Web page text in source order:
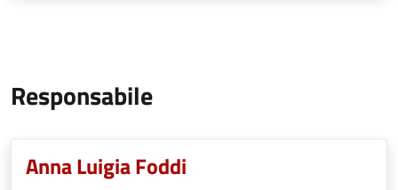
Responsabile
Anna Luigia Foddi